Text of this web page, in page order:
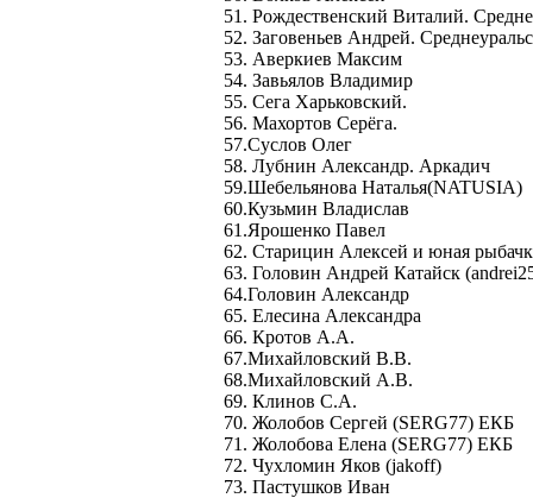
51. Рождественский Виталий.
52. Заговеньев Андрей.
53. Аверкиев Максим
54. Завьялов Владимир
55. Сега Харьковский.
56. Махортов Серёга.
57.Суслов Олег
58. Лубнин Александр. Аркадич
59.Шебельянова Наталья(NATUSIA)
60.Кузьмин Владислав
61.Ярошенко Павел
62. Старицин Алексей и юная
63. Головин Андрей Катайск
64.Головин Александр
65. Елесина Александра
66. Кротов А.А.
67.Михайловский В.В.
68.Михайловский А.В.
69. Клинов С.А.
70. Жолобов Сергей (SERG77) ЕКБ
71. Жолобова Елена (SERG77) ЕКБ
72. Чухломин Яков (jakoff)
73. Пастушков Иван